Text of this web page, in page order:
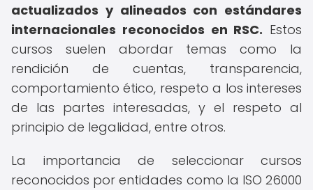
actualizados y alineados con estándares
internacionales reconocidos en RSC. Estos
cursos suelen abordar temas como la
rendición de cuentas, transparencia,
comportamiento ético, respeto a los intereses
de las partes interesadas, y el respeto al
principio de legalidad, entre otros.
La importancia de seleccionar cursos
reconocidos por entidades como la ISO 26000